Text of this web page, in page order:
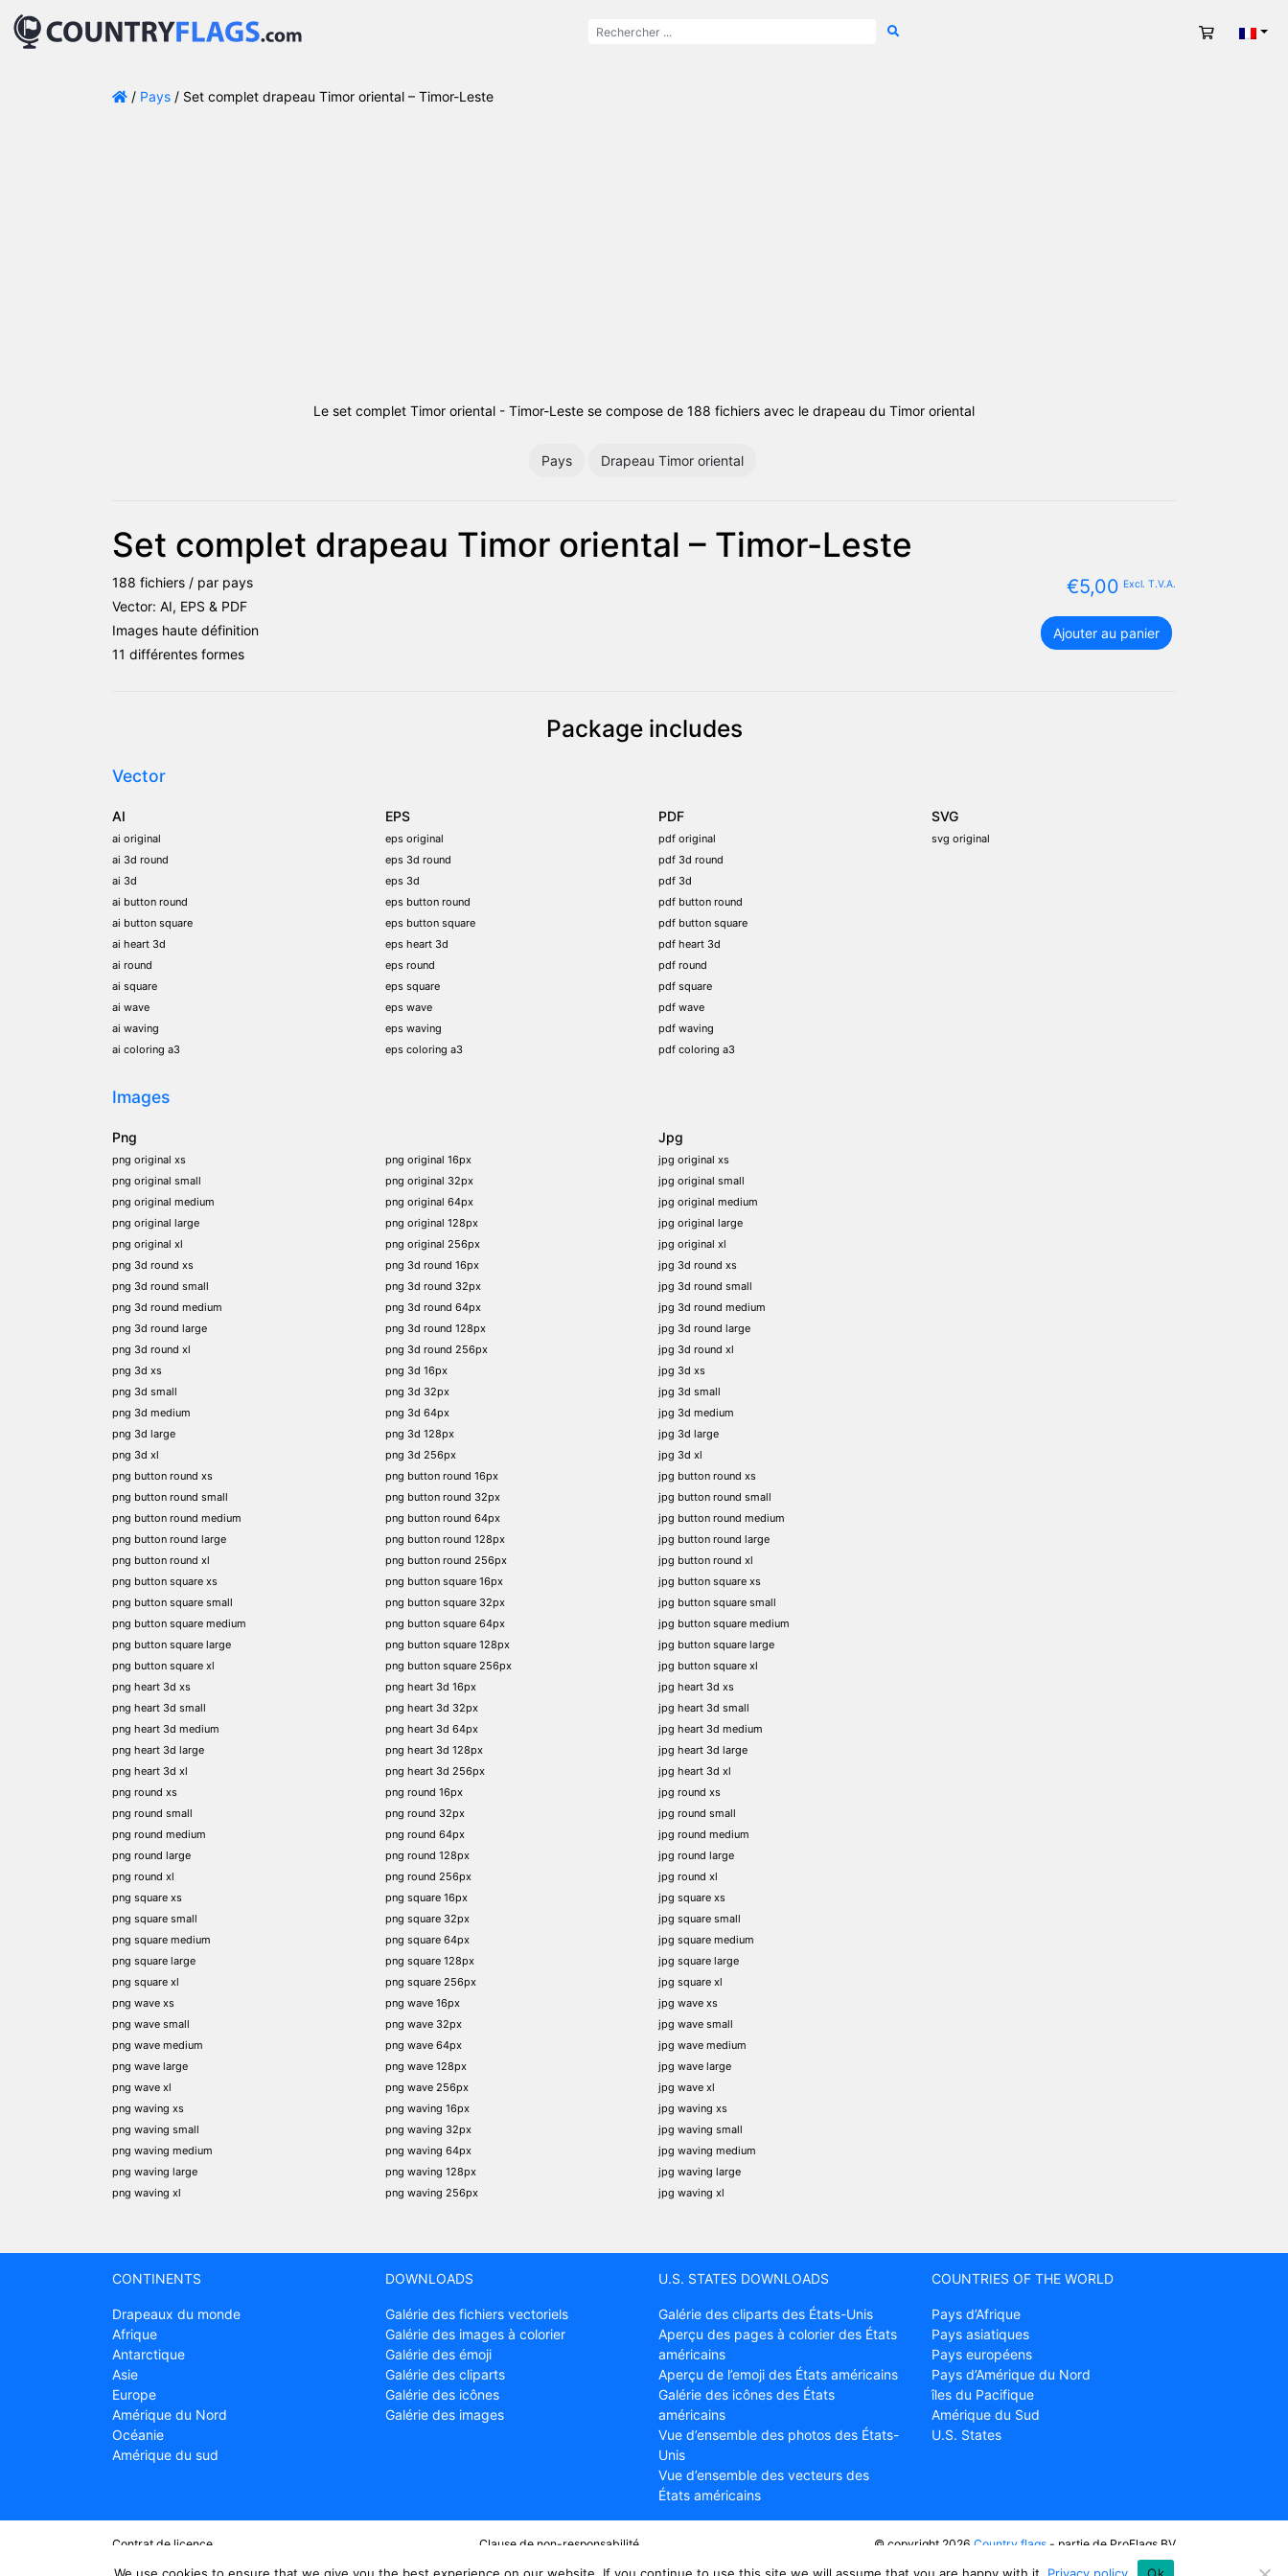
Panier
/ Pays / Set complet drapeau Timor oriental – Timor-Leste
Le set complet Timor oriental - Timor-Leste se compose de 188 fichiers avec le drapeau du Timor oriental
Pays Drapeau Timor oriental
Set complet drapeau Timor oriental – Timor-Leste
€5,00 Excl. T.V.A.
quantité
de
Ajouter au panier
188 fichiers / par pays
Vector: AI, EPS & PDF
Images haute définition
11 différentes formes
Package includes
Vector
AI
ai original
ai 3d round
ai 3d
ai button round
ai button square
ai heart 3d
ai round
ai square
ai wave
ai waving
ai coloring a3
EPS
eps original
eps 3d round
eps 3d
eps button round
eps button square
eps heart 3d
eps round
eps square
eps wave
eps waving
eps coloring a3
PDF
pdf original
pdf 3d round
pdf 3d
pdf button round
pdf button square
pdf heart 3d
pdf round
pdf square
pdf wave
pdf waving
pdf coloring a3
SVG
svg original
Images
Png
png original xs
png original small
png original medium
png original large
png original xl
png 3d round xs
png 3d round small
png 3d round medium
png 3d round large
png 3d round xl
png 3d xs
png 3d small
png 3d medium
png 3d large
png 3d xl
png button round xs
png button round small
png button round medium
png button round large
png button round xl
png button square xs
png button square small
png button square medium
png button square large
png button square xl
png heart 3d xs
png heart 3d small
png heart 3d medium
png heart 3d large
png heart 3d xl
png round xs
png round small
png round medium
png round large
png round xl
png square xs
png square small
png square medium
png square large
png square xl
png wave xs
png wave small
png wave medium
png wave large
png wave xl
png waving xs
png waving small
png waving medium
png waving large
png waving xl
png original 16px
png original 32px
png original 64px
png original 128px
png original 256px
png 3d round 16px
png 3d round 32px
png 3d round 64px
png 3d round 128px
png 3d round 256px
png 3d 16px
png 3d 32px
png 3d 64px
png 3d 128px
png 3d 256px
png button round 16px
png button round 32px
png button round 64px
png button round 128px
png button round 256px
png button square 16px
png button square 32px
png button square 64px
png button square 128px
png button square 256px
png heart 3d 16px
png heart 3d 32px
png heart 3d 64px
png heart 3d 128px
png heart 3d 256px
png round 16px
png round 32px
png round 64px
png round 128px
png round 256px
png square 16px
png square 32px
png square 64px
png square 128px
png square 256px
png wave 16px
png wave 32px
png wave 64px
png wave 128px
png wave 256px
png waving 16px
png waving 32px
png waving 64px
png waving 128px
png waving 256px
Jpg
jpg original xs
jpg original small
jpg original medium
jpg original large
jpg original xl
jpg 3d round xs
jpg 3d round small
jpg 3d round medium
jpg 3d round large
jpg 3d round xl
jpg 3d xs
jpg 3d small
jpg 3d medium
jpg 3d large
jpg 3d xl
jpg button round xs
jpg button round small
jpg button round medium
jpg button round large
jpg button round xl
jpg button square xs
jpg button square small
jpg button square medium
jpg button square large
jpg button square xl
jpg heart 3d xs
jpg heart 3d small
jpg heart 3d medium
jpg heart 3d large
jpg heart 3d xl
jpg round xs
jpg round small
jpg round medium
jpg round large
jpg round xl
jpg square xs
jpg square small
jpg square medium
jpg square large
jpg square xl
jpg wave xs
jpg wave small
jpg wave medium
jpg wave large
jpg wave xl
jpg waving xs
jpg waving small
jpg waving medium
jpg waving large
jpg waving xl
CONTINENTS
Drapeaux du monde
Afrique
Antarctique
Asie
Europe
Amérique du Nord
Océanie
Amérique du sud
DOWNLOADS
Galérie des fichiers vectoriels
Galérie des images à colorier
Galérie des émoji
Galérie des cliparts
Galérie des icônes
Galérie des images
U.S. STATES DOWNLOADS
Galérie des cliparts des États-Unis
Aperçu des pages à colorier des États
américains
Aperçu de l’emoji des États américains
Galérie des icônes des États
américains
Vue d’ensemble des photos des États-
Unis
Vue d’ensemble des vecteurs des
États américains
COUNTRIES OF THE WORLD
Pays d’Afrique
Pays asiatiques
Pays européens
Pays d’Amérique du Nord
îles du Pacifique
Amérique du Sud
U.S. States
Contrat de licence
Clause de non-responsabilité
© copyright 2026 Country flags - partie de ProFlags BV
support@countryflags.com